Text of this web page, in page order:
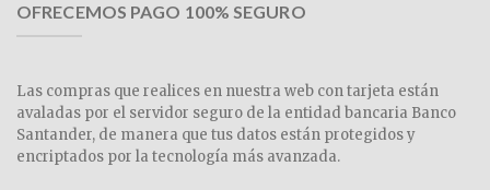
OFRECEMOS PAGO 100% SEGURO
Las compras que realices en nuestra web con tarjeta están
avaladas por el servidor seguro de la entidad bancaria Banco
Santander, de manera que tus datos están protegidos y
encriptados por la tecnología más avanzada.